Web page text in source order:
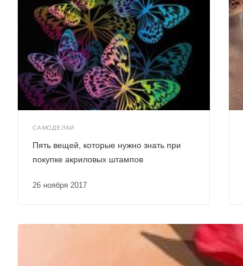
САМОДЕЛКИ
26 ноября 2017
Пять вещей, которые нужно знать при
покупке акриловых штампов